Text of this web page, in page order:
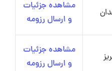
مشاهده جزئیات
و ارسال رزومه
مشاهده جزئیات
و ارسال رزومه